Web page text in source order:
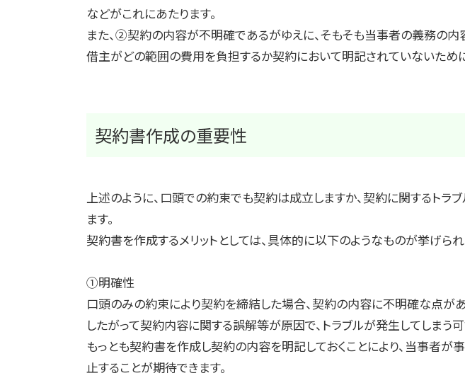
などがこれにあたります。
また、②契約の内容が不明確であるがゆえに、そもそも当事者の義務の内
借主がどの範囲の費用を負担するか契約において明記されていないため
契約書作成の重要性
上述のように、口頭での約束でも契約は成立しますか、契約に関するト
ます。
契約書を作成するメリットとしては、具体的に以下のようなものが挙げられ
①明確性
口頭のみの約束により契約を締結した場合、契約の内容に不明確な点が
したがって契約内容に関する誤解等が原因で、トラブルが発生してしまう
もっとも契約書を作成し契約の内容を明記しておくことにより、当事者
止することが期待できます。